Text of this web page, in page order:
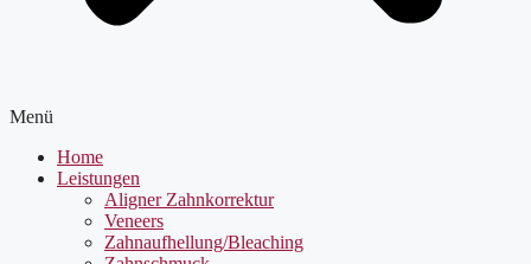
Menü
Home
Leistungen
Aligner Zahnkorrektur
Veneers
Zahnaufhellung/Bleaching